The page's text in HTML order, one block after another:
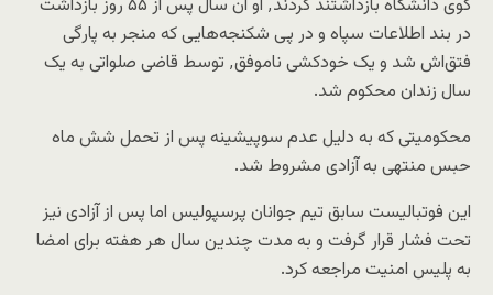
کوی دانشگاه بازداشتند کردند٬ او آن سال پس از ۵۵ روز بازداشت
در بند اطلاعات سپاه و در پی شکنجه‌هایی که منجر به پارگی
فتق‌اش شد و یک خودکشی ناموفق٬ توسط قاضی صلواتی به یک
سال زندان محکوم شد.
محکومیتی که به دلیل عدم سوپیشینه پس از تحمل شش ماه
حبس منتهی به آزادی مشروط شد.
این فوتبالیست سابق تیم جوانان پرسپولیس اما پس از آزادی نیز
تحت فشار قرار گرفت و به مدت چندین سال هر هفته برای امضا
به پلیس امنیت مراجعه کرد.